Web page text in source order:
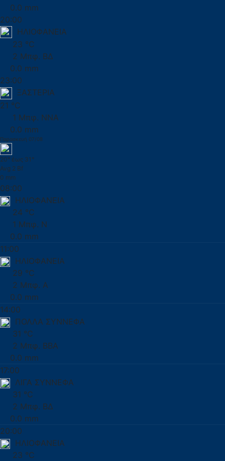
0.0 mm
20:00
ΗΛΙΟΦΑΝΕΙΑ
23 °C
2 Μπφ. ΒΔ
0.0 mm
23:00
ΞΑΣΤΕΡΙΑ
21 °C
1 Μπφ. ΝΝΑ
0.0 mm
Παρασκευή 07/08
20° έως 31°
Avg 2 Bf
0 mm
08:00
ΗΛΙΟΦΑΝΕΙΑ
24 °C
1 Μπφ. Ν
0.0 mm
11:00
ΗΛΙΟΦΑΝΕΙΑ
29 °C
2 Μπφ. Α
0.0 mm
14:00
ΠΟΛΛΑ ΣΥΝΝΕΦΑ
31 °C
2 Μπφ. ΒΒΑ
0.0 mm
17:00
ΛΙΓΑ ΣΥΝΝΕΦΑ
31 °C
2 Μπφ. ΒΔ
0.0 mm
20:00
ΗΛΙΟΦΑΝΕΙΑ
23 °C